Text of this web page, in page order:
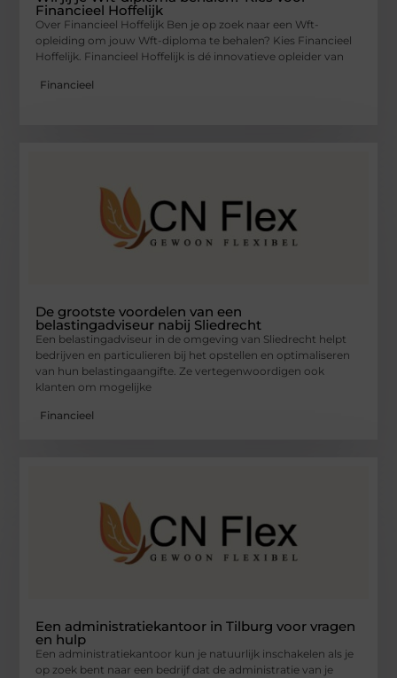
Financieel Hoffelijk
Over Financieel Hoffelijk Ben je op zoek naar een Wft-
opleiding om jouw Wft-diploma te behalen? Kies Financieel
Hoffelijk. Financieel Hoffelijk is dé innovatieve opleider van
Financieel
De grootste voordelen van een
belastingadviseur nabij Sliedrecht
Een belastingadviseur in de omgeving van Sliedrecht helpt
bedrijven en particulieren bij het opstellen en optimaliseren
van hun belastingaangifte. Ze vertegenwoordigen ook
klanten om mogelijke
Financieel
Een administratiekantoor in Tilburg voor vragen
en hulp
Een administratiekantoor kun je natuurlijk inschakelen als je
op zoek bent naar een bedrijf dat de administratie van je